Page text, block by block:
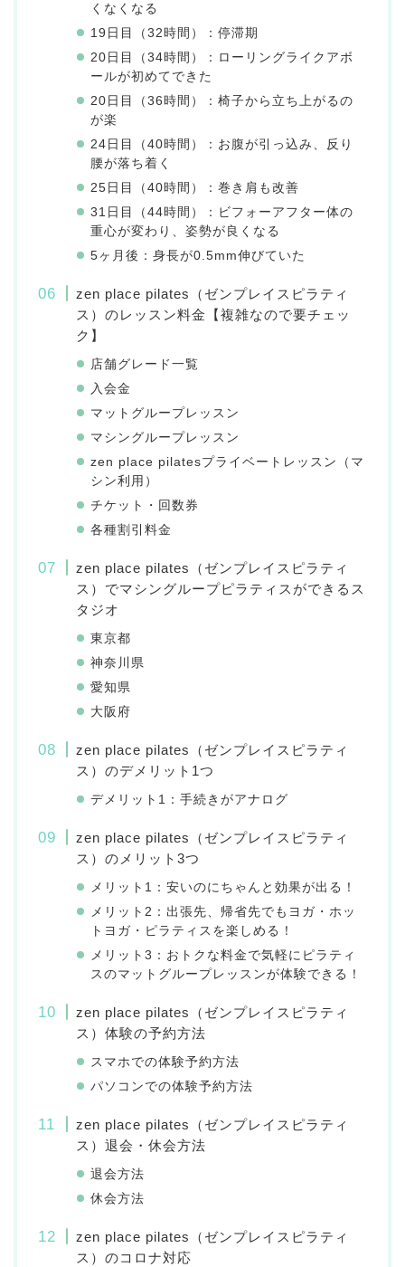
くなくなる
19日目（32時間）：停滞期
20日目（34時間）：ローリングライクアボ
ールが初めてできた
20日目（36時間）：椅子から立ち上がるの
が楽
24日目（40時間）：お腹が引っ込み、反り
腰が落ち着く
25日目（40時間）：巻き肩も改善
31日目（44時間）：ビフォーアフター体の
重心が変わり、姿勢が良くなる
5ヶ月後：身長が0.5mm伸びていた
zen place pilates（ゼンプレイスピラティ
ス）のレッスン料金【複雑なので要チェッ
ク】
店舗グレード一覧
入会金
マットグループレッスン
マシングループレッスン
zen place pilatesプライベートレッスン（マ
シン利用）
チケット・回数券
各種割引料金
zen place pilates（ゼンプレイスピラティ
ス）でマシングループピラティスができるス
タジオ
東京都
神奈川県
愛知県
大阪府
zen place pilates（ゼンプレイスピラティ
ス）のデメリット1つ
デメリット1：手続きがアナログ
zen place pilates（ゼンプレイスピラティ
ス）のメリット3つ
メリット1：安いのにちゃんと効果が出る！
メリット2：出張先、帰省先でもヨガ・ホッ
トヨガ・ピラティスを楽しめる！
メリット3：おトクな料金で気軽にピラティ
スのマットグループレッスンが体験できる！
zen place pilates（ゼンプレイスピラティ
ス）体験の予約方法
スマホでの体験予約方法
パソコンでの体験予約方法
zen place pilates（ゼンプレイスピラティ
ス）退会・休会方法
退会方法
休会方法
zen place pilates（ゼンプレイスピラティ
ス）のコロナ対応